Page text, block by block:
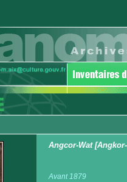
Angcor-Wat
Avant 1879